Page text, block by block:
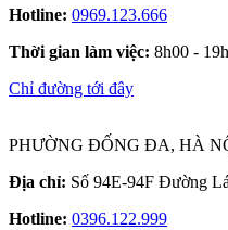
Hotline: 0969.123.666
Thời gian làm việc: 8h00 - 19h
Chỉ đường tới đây
PHƯỜNG ĐỐNG ĐA, HÀ
Địa chỉ: Số 94E-94F Đường
Hotline: 0396.122.999